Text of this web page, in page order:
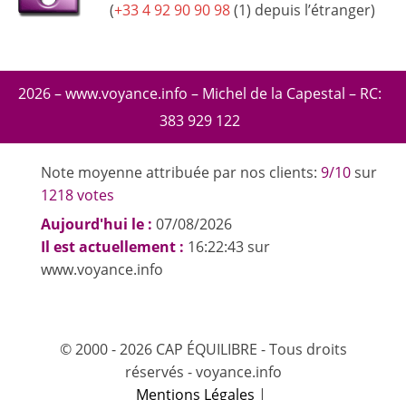
(+33 4 92 90 90 98(1) depuis l’étranger)
2026 – www.voyance.info – Michel de la Capestal – RC:
383 929 122
Note moyenne attribuée par nos clients: 9/10sur
1218 votes
Aujourd'hui le : 07/08/2026
Il est actuellement : 16:22:43 sur
www.voyance.info
© 2000 - 2026 CAP ÉQUILIBRE - Tous droits
réservés - voyance.info
Mentions Légales |